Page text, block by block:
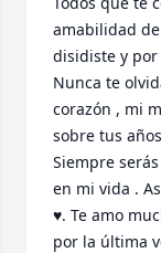
amabilidad
disidiste y
Nunca te
corazón , mi
sobre tus
Siempre
en mi vida .
♥️. Te amo
por la última